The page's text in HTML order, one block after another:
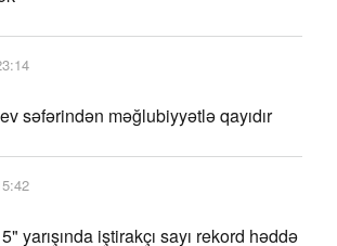
səfərindən məğlubiyyətlə qayıdır
yarışında iştirakçı sayı rekord həddə